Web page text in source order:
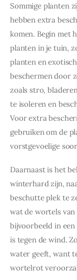
Sommige planten
hebben extra
komen. Begin met
planten in je tuin,
planten en
beschermen door
zoals stro,
te isoleren en
Voor extra
gebruiken om de
vorstgevoelige
Daarnaast is het
winterhard zijn,
beschutte plek te
wat de wortels van
bijvoorbeeld in
is tegen de wind.
water geeft, want
wortelrot